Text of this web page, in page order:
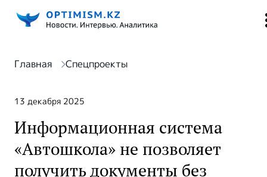
Главная Спецпроекты
13 декабря 2025
Информационная система
«Автошкола» не позволяет
получить документы без